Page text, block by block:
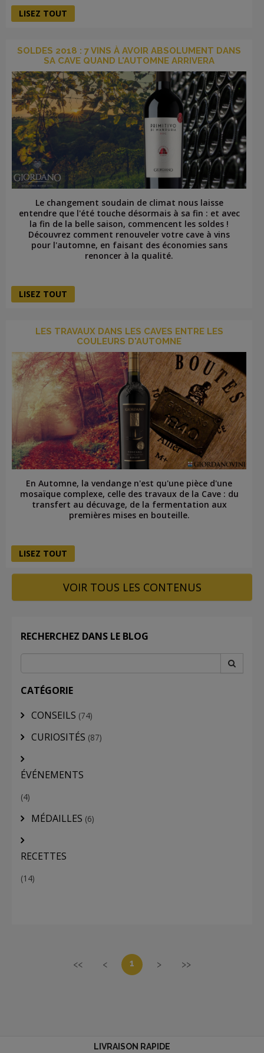
LISEZ TOUT
SOLDES 2018 : 7 VINS À AVOIR ABSOLUMENT DANS
SA CAVE QUAND L'AUTOMNE ARRIVERA
Le changement soudain de climat nous laisse
entendre que l'été touche désormais à sa fin : et avec
la fin de la belle saison, commencent les soldes !
Découvrez comment renouveler votre cave à vins
pour l'automne, en faisant des économies sans
renoncer à la qualité.
LISEZ TOUT
LES TRAVAUX DANS LES CAVES ENTRE LES
COULEURS D'AUTOMNE
En Automne, la vendange n'est qu'une pièce d'une
mosaïque complexe, celle des travaux de la Cave : du
transfert au décuvage, de la fermentation aux
premières mises en bouteille.
LISEZ TOUT
VOIR TOUS LES CONTENUS
RECHERCHEZ DANS LE BLOG
CATÉGORIE
CONSEILS (74)
CURIOSITÉS (87)
ÉVÉNEMENTS
(4)
MÉDAILLES (6)
RECETTES
(14)
<< < 1 > >>
LIVRAISON RAPIDE